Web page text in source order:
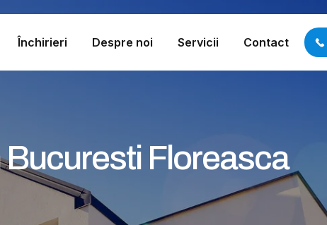
Închirieri Despre noi Servicii Contact
Floreasca